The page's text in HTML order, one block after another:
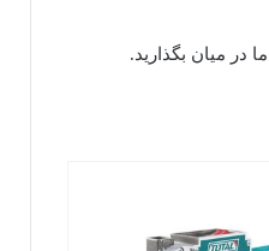
در میان بگذارید.